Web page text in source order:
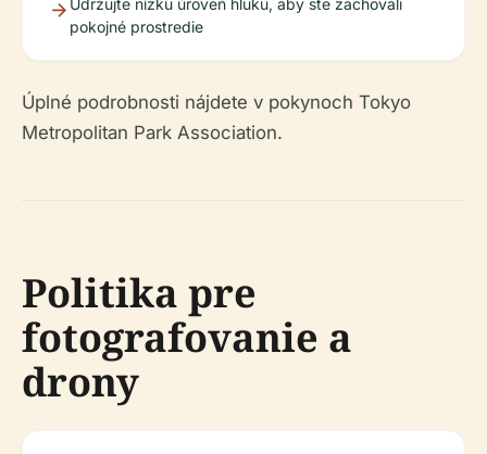
Udržujte nízku úroveň hluku, aby ste zachovali
pokojné prostredie
Úplné podrobnosti nájdete v pokynoch Tokyo
Metropolitan Park Association.
Politika pre
fotografovanie a
drony